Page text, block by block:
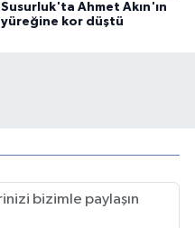
Susurluk'ta Ahmet Akın'ın
yüreğine kor düştü